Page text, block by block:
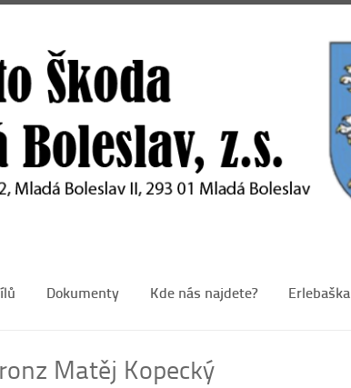
Dokumenty Kde nás najdete? Erlebaška
Matěj Kopecký